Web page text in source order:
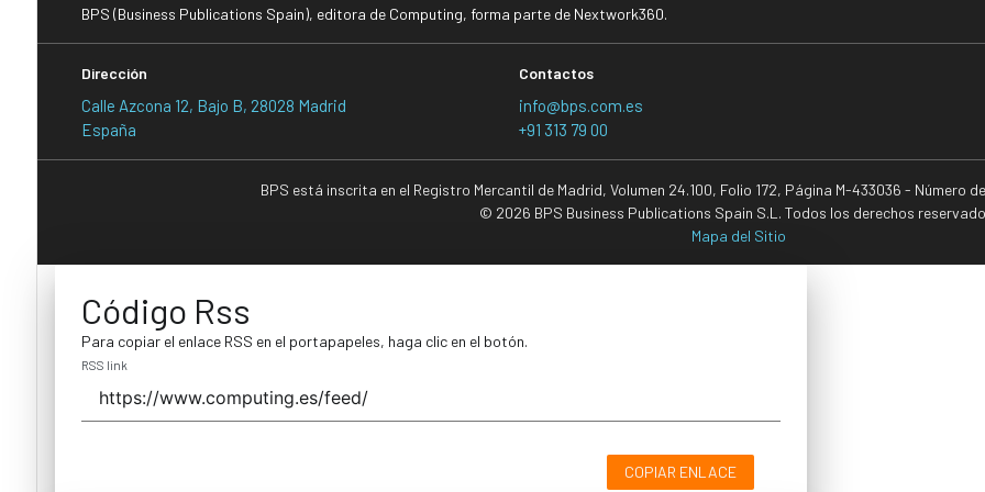
BPS (Business Publications Spain), editora de Computing, forma parte de Nextwork360.
Dirección
Calle Azcona 12, Bajo B, 28028 Madrid
España
Contactos
info@bps.com.es
+91 313 79 00
BPS está inscrita en el Registro Mercantil de Madrid, Volumen 24.100, Folio 172, Página M-433036 - Número
© 2026 BPS Business Publications Spain S.L. Todos los derechos
Mapa del Sitio
Código Rss
Para copiar el enlace RSS en el portapapeles, haga clic en el botón.
RSS link
COPIAR ENLACE